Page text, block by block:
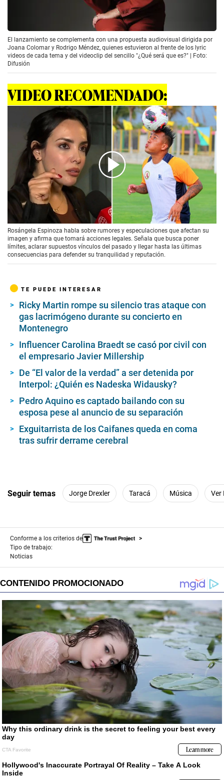
El lanzamiento se complementa con una propuesta audiovisual dirigida por
Joana Colomar y Rodrigo Méndez, quienes estuvieron al frente de los lyric
videos de cada tema y del videoclip del sencillo "¿Qué será que es?" | Foto:
Difusión
VIDEO RECOMENDADO:
00:00/02:06
Rosángela Espinoza habla sobre rumores y especulaciones que afectan su
imagen y afirma que tomará acciones legales. Señala que busca poner
límites, aclarar supuestos vínculos del pasado y llegar hasta las últimas
consecuencias para defender su tranquilidad y reputación.
TE PUEDE INTERESAR
Ricky Martin rompe su silencio tras ataque con
gas lacrimógeno durante su concierto en
Montenegro
Influencer Carolina Braedt se casó por civil con
el empresario Javier Millership
De “El valor de la verdad” a ser detenida por
Interpol: ¿Quién es Nadeska Widausky?
Pedro Aquino es captado bailando con su
esposa pese al anuncio de su separación
Exguitarrista de los Caifanes queda en coma
tras sufrir derrame cerebral
Seguir temas Jorge Drexler Taracá Música Ver
Conforme a los criterios de
Tipo de trabajo:
Noticias